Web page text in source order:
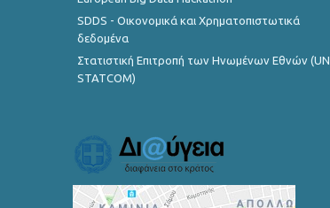
SDDS - Οικονομικά και Χρηματοπιστωτικά
δεδομένα
Στατιστική Επιτροπή των Ηνωμένων Εθνών (UN
STATCOM)